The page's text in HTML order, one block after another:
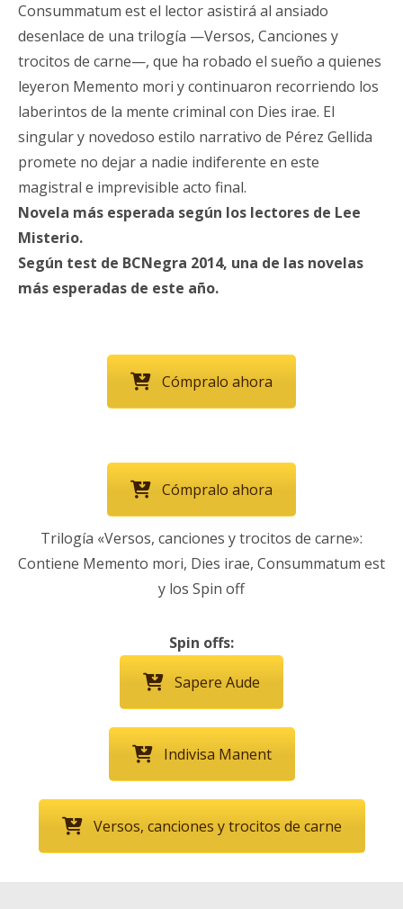
Consummatum est el lector asistirá al ansiado
desenlace de una trilogía —Versos, Canciones y
trocitos de carne—, que ha robado el sueño a quienes
leyeron Memento mori y continuaron recorriendo los
laberintos de la mente criminal con Dies irae. El
singular y novedoso estilo narrativo de Pérez Gellida
promete no dejar a nadie indiferente en este
magistral e imprevisible acto final.
Novela más esperada según los lectores de Lee
Misterio.
Según test de BCNegra 2014, una de las novelas
más esperadas de este año.
Cómpralo ahora
Cómpralo ahora
Trilogía «Versos, canciones y trocitos de carne»:
Contiene Memento mori, Dies irae, Consummatum est
y los Spin off
Spin offs:
Sapere Aude
Indivisa Manent
Versos, canciones y trocitos de carne